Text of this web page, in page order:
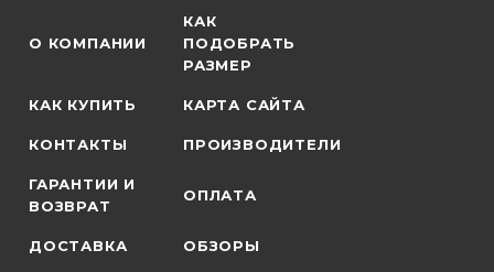
О КОМПАНИИ
КАК
ПОДОБРАТЬ
РАЗМЕР
КАК КУПИТЬ КАРТА САЙТА
КОНТАКТЫ ПРОИЗВОДИТЕЛИ
ГАРАНТИИ И
ВОЗВРАТ
ОПЛАТА
ДОСТАВКА ОБЗОРЫ